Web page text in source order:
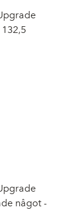
något -